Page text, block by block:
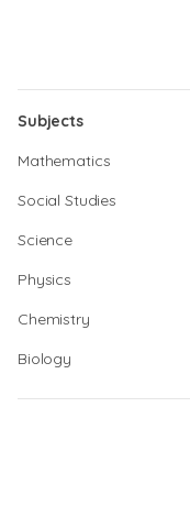
Subjects
Mathematics
Social Studies
Science
Physics
Chemistry
Biology